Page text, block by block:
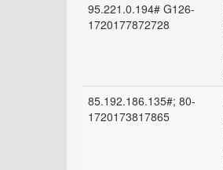
95.221.0.194# G126-
1720177872728
85.192.186.135#; 80-
1720173817865